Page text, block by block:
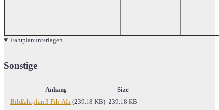
Fahrplanunterlagen
Sonstige
Anhang
Size
Bildfahrplan 3 Fih-Afn (239.18 KB) 239.18 KB